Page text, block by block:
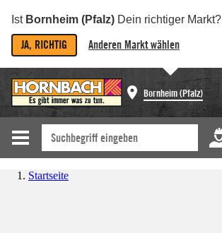
Ist Bornheim (Pfalz) Dein richtiger Markt?
JA, RICHTIG Anderen Markt wählen
Bornheim (Pfalz)
Startseite